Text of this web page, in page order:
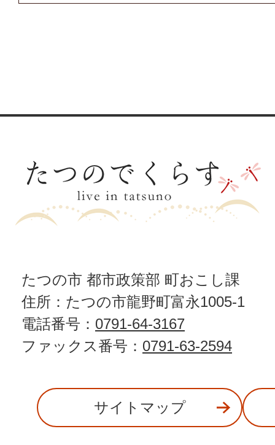
たつの市 都市政策部 町おこし課
住所：たつの市龍野町富永1005-1
電話番号： 0791-64-3167
ファックス番号： 0791-63-2594
サイトマップ